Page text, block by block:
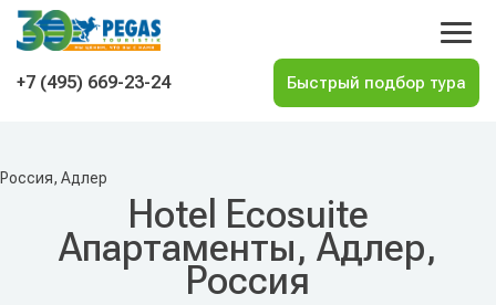
На главную
+7 (495) 669-23-24
Россия, Адлер
Hotel Ecosuite
Апартаменты, Адлер,
Россия